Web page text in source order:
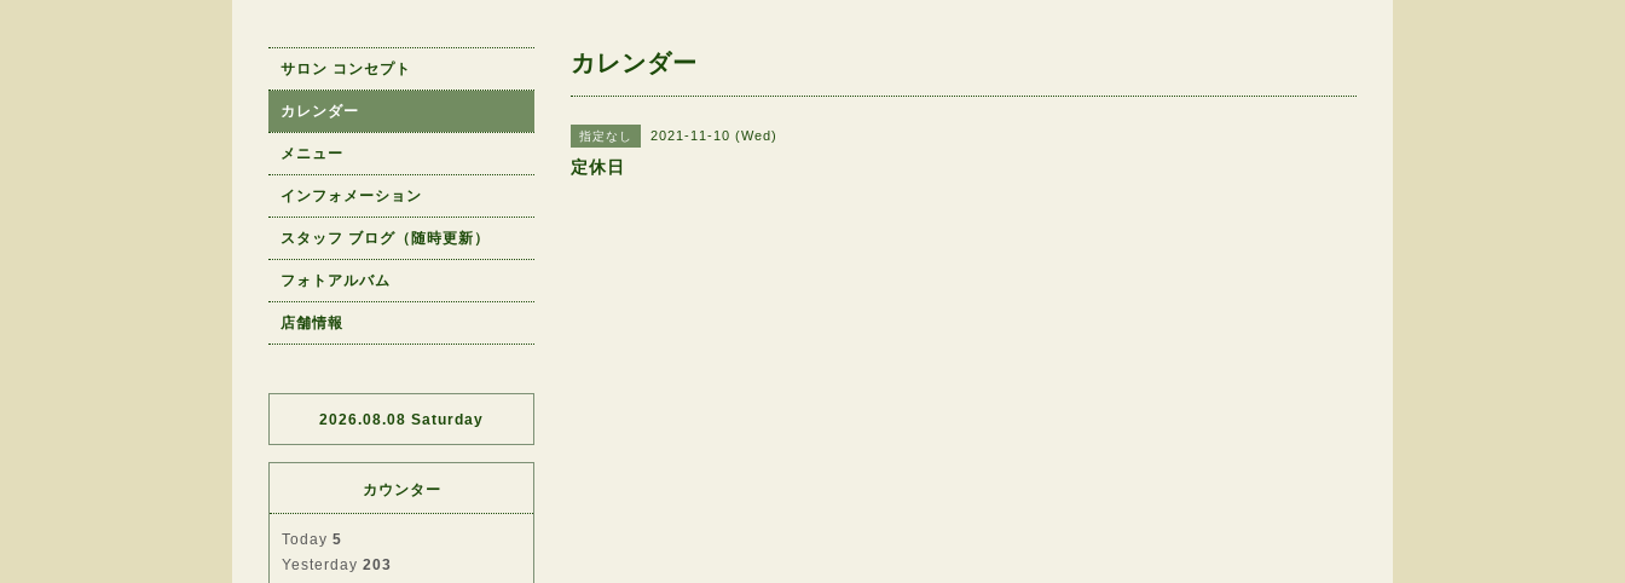
カレンダー
指定なし 2021-11-10 (Wed)
定休日
サロン コンセプト
カレンダー
メニュー
インフォメーション
スタッフ ブログ（随時更新）
フォトアルバム
店舗情報
2026.08.08 Saturday
カウンター
Today 5
Yesterday 203